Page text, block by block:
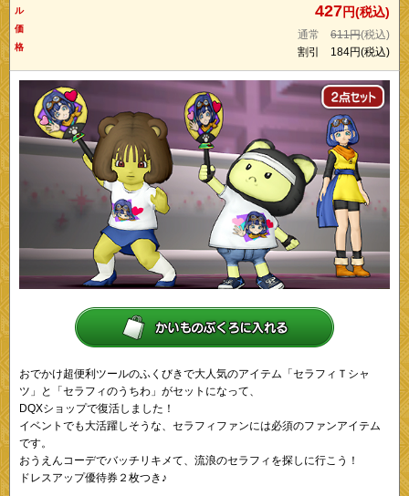
ル
価
格
427円(税込)
通常 611円(税込)
割引 184円(税込)
おでかけ超便利ツールのふくびきで大人気のアイテム「セラフィＴシャ
ツ」と「セラフィのうちわ」がセットになって、
DQXショップで復活しました！
イベントでも大活躍しそうな、セラフィファンには必須のファンアイテム
です。
おうえんコーデでバッチリキメて、流浪のセラフィを探しに行こう！
ドレスアップ優待券２枚つき♪